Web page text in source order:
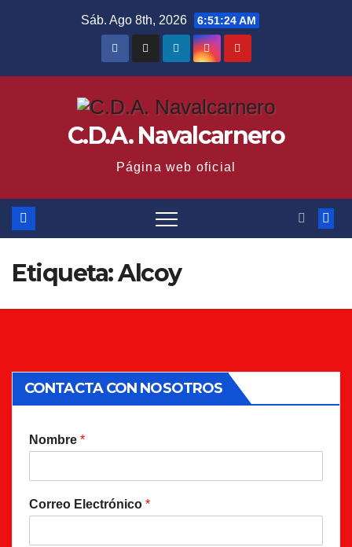
Sáb. Ago 8th, 2026 6:51:24 AM
C.D.A. Navalcarnero
Página web oficial
Etiqueta:Alcoy
CONTACTA CON NOSOTROS
Nombre *
Correo Electrónico *